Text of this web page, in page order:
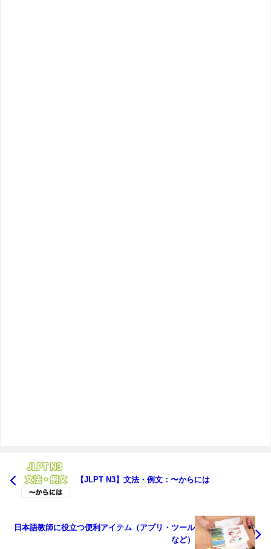
【JLPT N3】文法・例文：〜からには
日本語教師に役立つ便利アイテム（アプリ・ツール
など）